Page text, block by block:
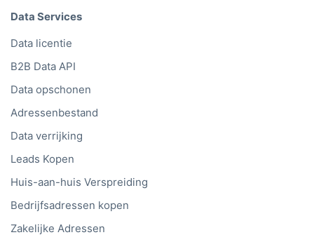
Data Services
Data licentie
B2B Data API
Data opschonen
Adressenbestand
Data verrijking
Leads Kopen
Huis-aan-huis Verspreiding
Bedrijfsadressen kopen
Zakelijke Adressen